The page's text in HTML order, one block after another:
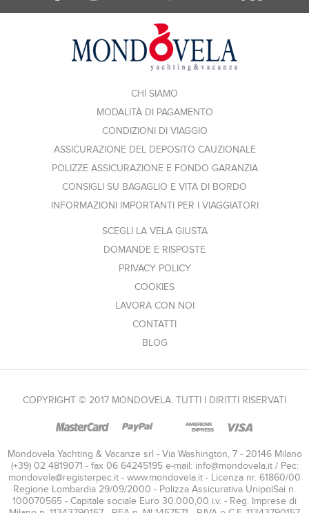
CHI SIAMO
MODALITÀ DI PAGAMENTO
CONDIZIONI DI VIAGGIO
ASSICURAZIONE DEL DEPOSITO CAUZIONALE
POLIZZE ASSICURAZIONE E FONDO GARANZIA
CONSIGLI SU BAGAGLIO E VITA DI BORDO
INFORMAZIONI IMPORTANTI PER I VIAGGIATORI
SCEGLI LA VELA GIUSTA
DOMANDE E RISPOSTE
PRIVACY POLICY
COOKIES
LAVORA CON NOI
CONTATTI
BLOG
COPYRIGHT © 2017 MONDOVELA. TUTTI I DIRITTI RISERVATI
Mondovela Yachting & Vacanze srl - Via Washington, 7 - 20146 Milano
(+39) 02 4819071 - fax 06 64245195 e-mail: info@mondovela.it/ Pec:
mondovela@registerpec.it - www.mondovela.it - Licenza nr. 61860/00
Regione Lombardia 29/09/2000 - Polizza Assicurativa UnipolSai n.
100070565 - Capitale sociale Euro 30.000,00 i.v. - Reg. Imprese di